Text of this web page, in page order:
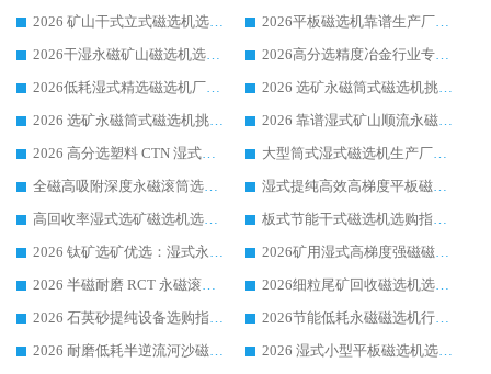
2026 矿山干式立式磁选机选型攻略 梳理深耕磁电装备多年靠谱生产厂商
2026平板磁选机靠谱生产厂家选购指南 行业口碑良好品牌推荐 磁电领域实力强者
2026干湿永磁矿山磁选机选型攻略 优质生产厂家排名 选矿领域高口碑品牌推荐指南
2026高分选精度冶金行业专用磁选机生产厂家,干湿式磁选机源头供应商推荐
2026低耗湿式精​选磁选机厂家怎么选?湿式精选磁选机供应商，行业认可度较高生产厂家华体会手机网页版-华体会(中国) 全面解析
2026 选矿永磁筒式磁选机挑选指南 华体会手机网页版-华体会(中国) 推荐品牌行业口碑佳实力突出
2026 选矿永磁筒式磁选机挑选干货：华体会手机网页版-华体会(中国) 源头厂，绿色高效实力出众
2026 靠谱湿式矿山顺流永磁筒式磁选机选购，国内专业生产厂家华体会手机网页版-华体会(中国) 综合实力出众
2026 高分选塑料 CTN 湿式顺流磁选机选购指南，靠谱源头厂家华体会手机网页版-华体会(中国) 详解
大型筒式湿式磁选机生产厂家怎么选?华体会手机网页版-华体会(中国) 设备口碑广受行业认可
全磁高吸附深度永磁滚筒选购指南 业内口碑稳定磁电设备生产厂家详细推荐
湿式提纯高效高梯度平板磁选机靠谱设备源头厂商华体会手机网页版-华体会(中国) 综合测评
高回收率湿式选矿磁选机选购指南 业内口碑磁电设备生产厂家实力解析
板式节能干式磁选机选购指南，源头生产厂家华体会手机网页版-华体会(中国) 综合实力可观
2026 钛矿选矿优选：湿式永磁筒式磁选机源头厂家华体会手机网页版-华体会(中国) 综合解析
2026矿用湿式高梯度强磁磁选机选购指南，临朐靠谱磁电生产厂家华体会手机网页版-华体会(中国) 详解
2026 半磁耐磨 RCT 永磁滚筒选购指南，临朐源头生产厂家华体会手机网页版-华体会(中国) 实测分享
2026细粒尾矿回收磁选机选购指南 产业集群优质生产厂家华体会手机网页版-华体会(中国) 解析
2026 石英砂提纯设备选购指南：华体会手机网页版-华体会(中国) 提纯磁选机厂家综合解读
2026节能低耗永磁磁选机行业优选标杆 临朐华体会手机网页版-华体会(中国) 专业生产厂家
2026 耐磨低耗半逆流河沙磁选机选购指南 临朐产业集群源头厂华体会手机网页版-华体会(中国) 详细解析
2026 湿式小型平板磁选机选矿适配设备 临朐华体会手机网页版-华体会(中国) 实体生产厂家直供